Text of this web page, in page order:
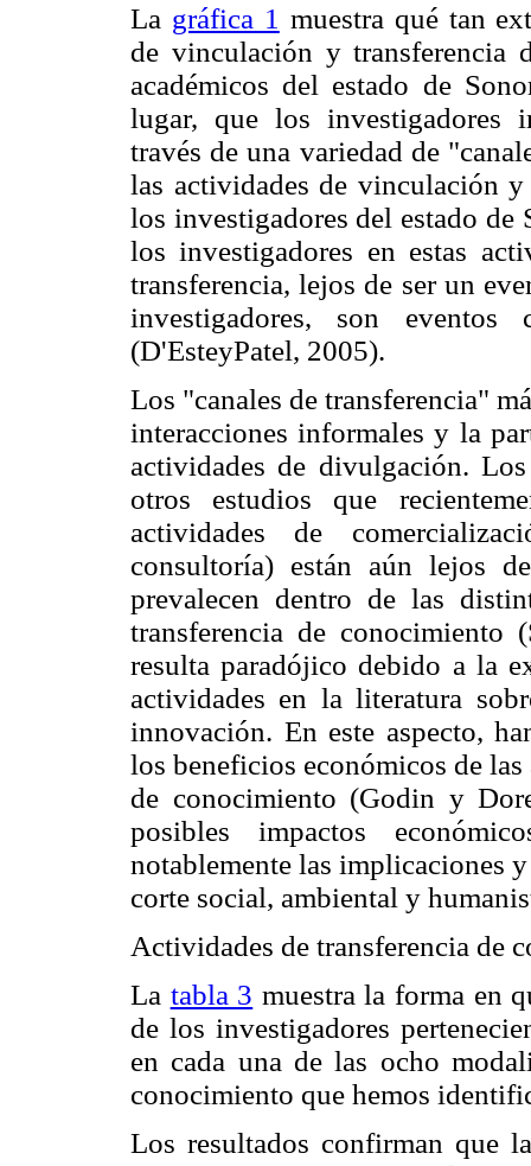
La gráfica 1 muestra qué tan
de vinculación y transferencia
académicos del estado de
lugar, que los investigadores
través de una variedad de
las actividades de vinculación
los investigadores del estado de
los investigadores en estas
transferencia, lejos de ser un
investigadores, son
(D'EsteyPatel, 2005).
Los "canales de transferencia"
interacciones informales y la
actividades de divulgación.
otros estudios que
actividades de
consultoría) están aún lejos
prevalecen dentro de las
transferencia de conocimiento
resulta paradójico debido a la
actividades en la literatura
innovación. En este aspecto,
los beneficios económicos de
de conocimiento (Godin y
posibles impactos
notablemente las implicaciones
corte social, ambiental y
Actividades de transferencia de
La tabla 3 muestra la forma en
de los investigadores
en cada una de las ocho
conocimiento que hemos
Los resultados confirman que